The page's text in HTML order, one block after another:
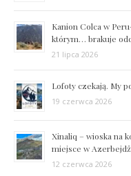
Kanion Colca w
którym… brakuje
21 lipca 2026
Lofoty czekają. My
19 czerwca 2026
Xinaliq – wioska na
miejsce w
12 czerwca 2026